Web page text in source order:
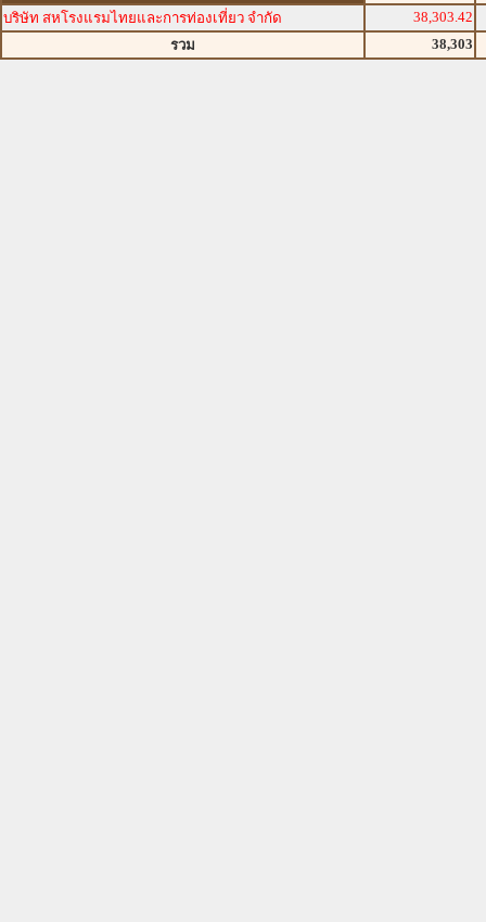
บริษัท สหโรงแรมไทยและการท่องเที่ยว จำกัด
38,303.42
รวม
38,303